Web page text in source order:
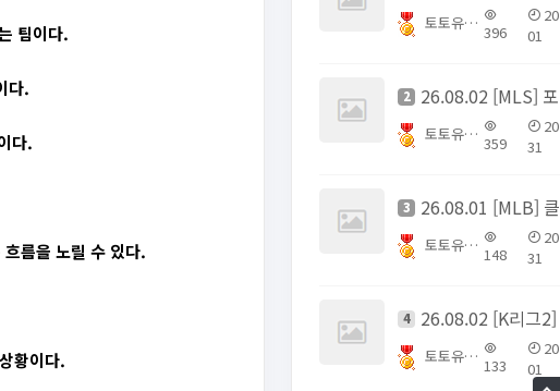
팀이다.
다.
다.
름을 노릴 수 있다.
황이다.
토토유픽스터 396
01
2
토토유픽스터 359
31
3
토토유픽스터 148
31
4
토토유픽스터 133
01